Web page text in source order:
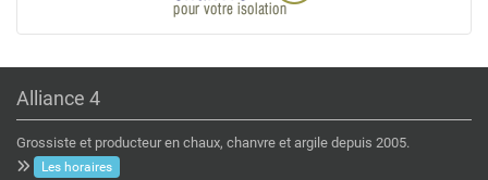
Alliance 4
Grossiste et producteur en chaux, chanvre et argile depuis 2005.
Les horaires